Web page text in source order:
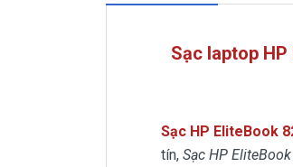
Sạc laptop
Sạc HP EliteBook
tín, Sạc HP